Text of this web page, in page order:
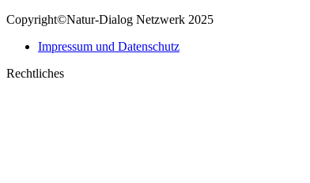
in
window
opens
new
Copyright©Natur-Dialog Netzwerk 2025
Impressum und Datenschutz
Rechtliches